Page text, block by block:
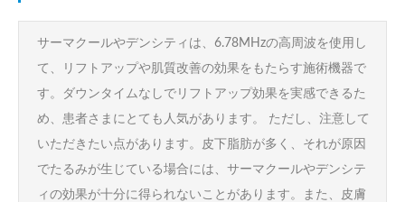
サーマクールやデンシティは、6.78MHzの高周波を使用し
て、リフトアップや肌質改善の効果をもたらす施術機器で
す。ダウンタイムなしでリフトアップ効果を実感できるた
め、患者さまにとても人気があります。 ただし、注意して
いただきたい点があります。皮下脂肪が多く、それが原因
でたるみが生じている場合には、サーマクールやデンシテ
ィの効果が十分に得られないことがあります。また、皮膚